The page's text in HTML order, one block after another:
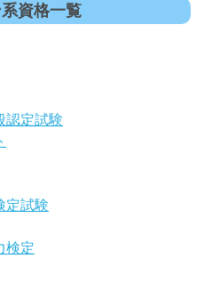
資格一覧
認定試験
定試験
検定